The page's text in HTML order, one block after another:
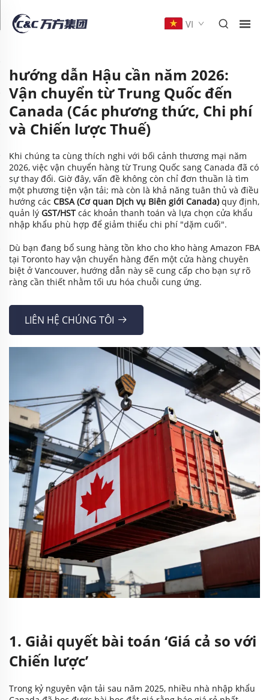
VI
hướng dẫn Hậu cần năm 2026:
Vận chuyển từ Trung Quốc đến
Canada (Các phương thức, Chi phí
và Chiến lược Thuế)
Khi chúng ta cùng thích nghi với bối cảnh thương mại năm
2026, việc vận chuyển hàng từ Trung Quốc sang Canada đã có
sự thay đổi. Giờ đây, vấn đề không còn chỉ đơn thuần là tìm
một phương tiện vận tải; mà còn là khả năng tuân thủ và điều
hướng các CBSA (Cơ quan Dịch vụ Biên giới Canada)quy định,
quản lý GST/HSTcác khoản thanh toán và lựa chọn cửa khẩu
nhập khẩu phù hợp để giảm thiểu chi phí "dặm cuối".
Dù bạn đang bổ sung hàng tồn kho cho kho hàng Amazon FBA
tại Toronto hay vận chuyển hàng đến một cửa hàng chuyên
biệt ở Vancouver, hướng dẫn này sẽ cung cấp cho bạn sự rõ
ràng cần thiết nhằm tối ưu hóa chuỗi cung ứng.
LIÊN HỆ CHÚNG TÔI
1. Giải quyết bài toán ‘Giá cả so với
Chiến lược’
Trong kỷ nguyên vận tải sau năm 2025, nhiều nhà nhập khẩu